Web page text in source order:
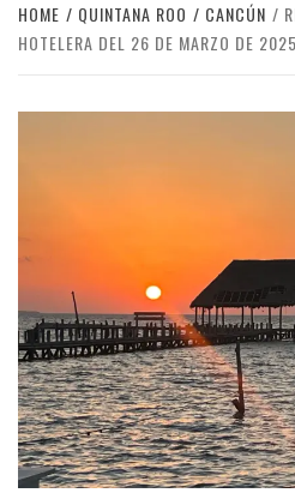
HOME QUINTANA ROO CANCÚN
HOTELERA DEL 26 DE MARZO DE 2025